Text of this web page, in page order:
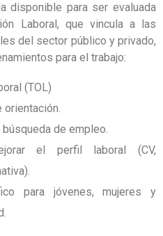
disponible para ser evaluada
Laboral, que vincula a las
del sector público y privado,
para el trabajo:
(TOL)
orientación.
de empleo.
el perfil laboral (CV,
para jóvenes, mujeres y